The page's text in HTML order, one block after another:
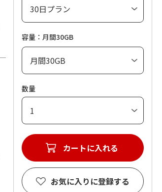
容量：月間30GB
数量
カートに入れる
お気に入りに登録する